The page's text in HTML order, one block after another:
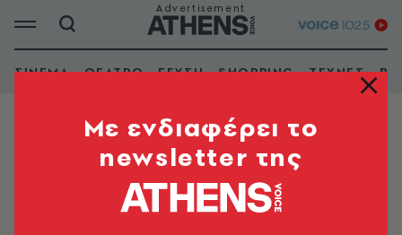
ΣΙΝΕΜΑ ΘΕΑΤΡΟ ΓΕΥΣΗ SHOPPING ΤΕΧΝΕΣ
Mε ενδιαφέρει το
newsletter της